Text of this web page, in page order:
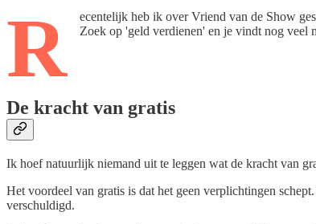
R
ecentelijk heb ik over Vriend van de Show
Zoek op 'geld verdienen' en je vindt nog veel
De kracht van gratis
Ik hoef natuurlijk niemand uit te leggen wat de kracht van
Het voordeel van gratis is dat het geen verplichtingen
verschuldigd.